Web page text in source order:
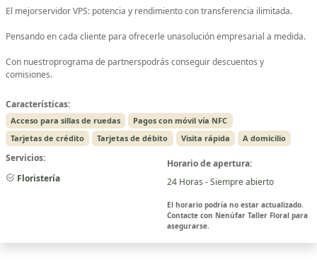
El mejorservidor VPS: potencia y rendimiento con transferencia ilimitada.
Pensando en cada cliente para ofrecerle unasolución empresarial a medida.
Con nuestroprograma de partnerspodrás conseguir descuentos y
comisiones.
Características:
Acceso para sillas de ruedas
Pagos con móvil vía NFC
Tarjetas de crédito
Tarjetas de débito Visita rápida A domicilio
Servicios:
Floristería
Horario de apertura:
24 Horas - Siempre abierto
El horario podría no estar actualizado.
Contacte con Nenúfar Taller Floral para
asegurarse.